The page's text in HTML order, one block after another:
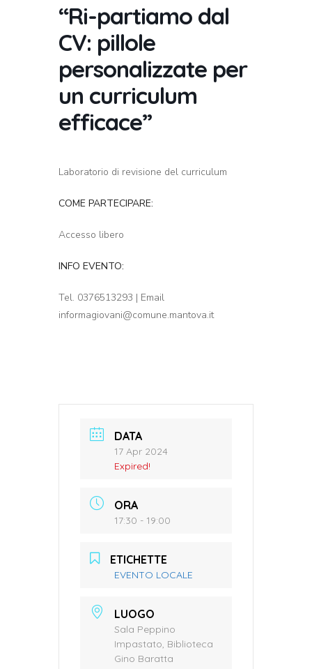
“Ri-partiamo dal
CV: pillole
personalizzate per
un curriculum
efficace”
Laboratorio di revisione del curriculum
COME PARTECIPARE:
Accesso libero
INFO EVENTO:
Tel. 0376513293 | Email
informagiovani@comune.mantova.it
DATA
17 Apr 2024
Expired!
ORA
17:30 - 19:00
ETICHETTE
EVENTO LOCALE
LUOGO
Sala Peppino
Impastato, Biblioteca
Gino Baratta